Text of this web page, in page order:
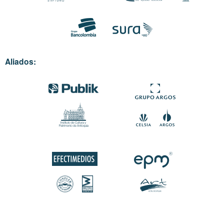
Aliados: